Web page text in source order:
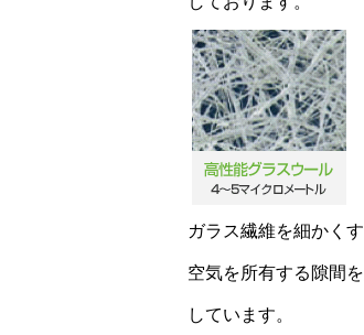
ガラス繊維を細かく
空気を所有する隙間
しています。